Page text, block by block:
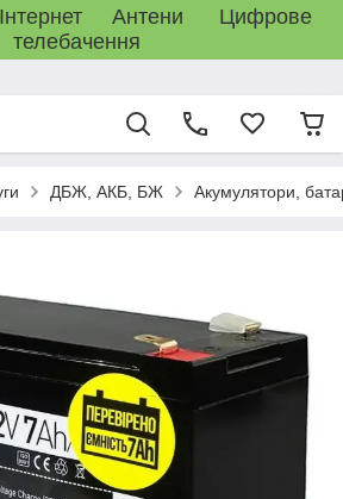
Інтернет Антени Цифрове
телебачення
ДБЖ, АКБ, БЖ Акумулятори,